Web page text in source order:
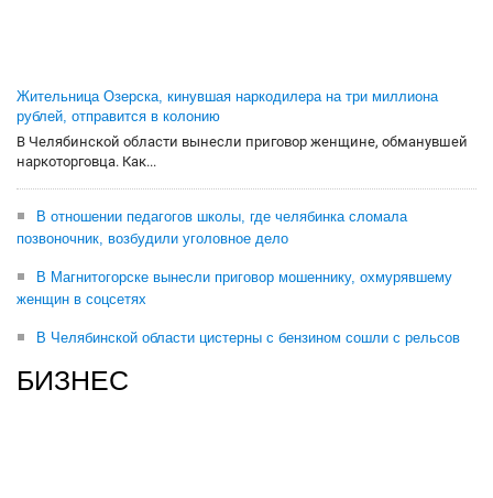
Жительница Озерска, кинувшая наркодилера на три миллиона
рублей, отправится в колонию
В Челябинской области вынесли приговор женщине, обманувшей
наркоторговца. Как...
В отношении педагогов школы, где челябинка сломала
позвоночник, возбудили уголовное дело
В Магнитогорске вынесли приговор мошеннику, охмурявшему
женщин в соцсетях
В Челябинской области цистерны с бензином сошли с рельсов
БИЗНЕС